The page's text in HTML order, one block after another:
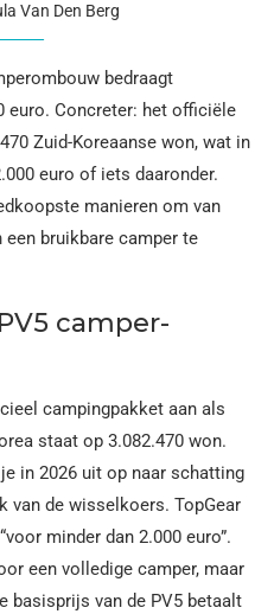
Van Den Berg
bedraagt
euro. Concreter: het officiële
Zuid-Koreaanse won, wat in
euro of iets daaronder.
manieren om van
bruikbare camper te
camper-
campingpakket aan als
staat op 3.082.470 won.
in 2026 uit op naar schatting
van de wisselkoers. TopGear
minder dan 2.000 euro”.
een volledige camper, maar
basisprijs van de PV5 betaalt